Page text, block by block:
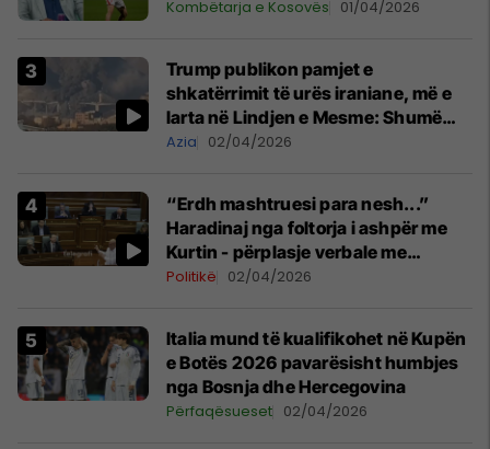
Kombëtarja e Kosovës 01/04/2026
Trump publikon pamjet e
shkatërrimit të urës iraniane, më e
larta në Lindjen e Mesme: Shumë
gjëra të tjera do të pasojnë
Azia 02/04/2026
“Erdh mashtruesi para nesh...”
Haradinaj nga foltorja i ashpër me
Kurtin - përplasje verbale me
Gërvallën
Politikë 02/04/2026
Italia mund të kualifikohet në Kupën
e Botës 2026 pavarësisht humbjes
nga Bosnja dhe Hercegovina
Përfaqësueset 02/04/2026